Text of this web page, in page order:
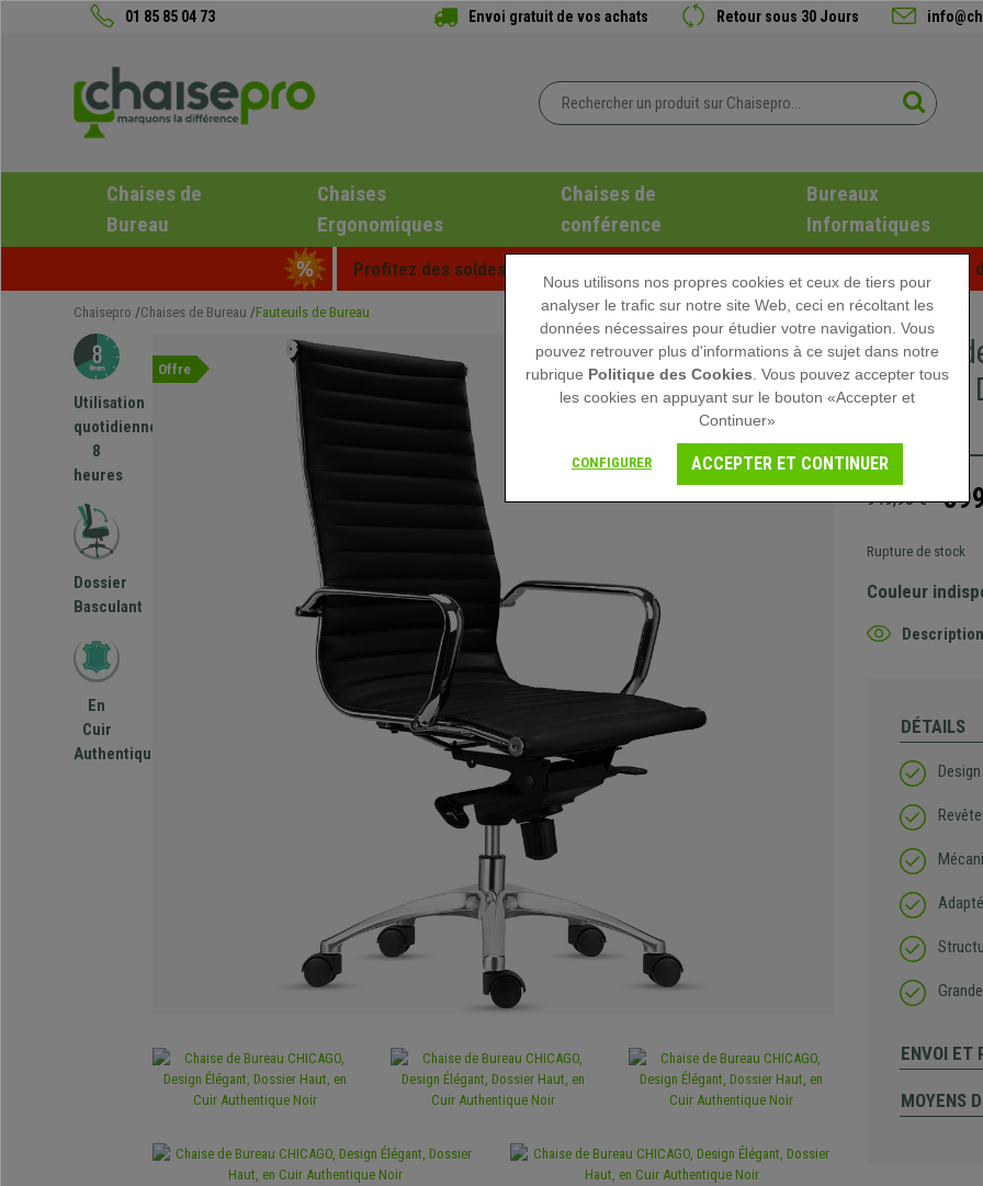
01 85 85 04 73 Envoi gratuit de vos achats Retour sous 30 Jours
Chaises de
Bureau
Chaises
Ergonomiques
Chaises de
conférence
Bureaux
Informatiques
Profitez des soldes d'été chez Chaisepro ! Des réductions exclusives pour une
Chaisepro Chaises de Bureau Fauteuils de Bureau
Utilisation
quotidienne
8
heures
Dossier
Basculant
En
Cuir
Authentique
Offre
Chaise
Élégant,
949,90 €
Rupture de stock
Couleur
DÉTAILS
ENVOI ET
MOYENS
Nous utilisons nos propres cookies et ceux de tiers pour
analyser le trafic sur notre site Web, ceci en récoltant les
données nécessaires pour étudier votre navigation. Vous
pouvez retrouver plus d'informations à ce sujet dans notre
rubrique Politique des Cookies . Vous pouvez accepter tous
les cookies en appuyant sur le bouton «Accepter et
Continuer»
CONFIGURER ACCEPTER ET CONTINUER